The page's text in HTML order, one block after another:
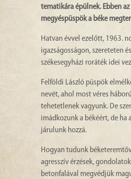
tematikára épülnek. Ebben
megyéspüspök a béke
Hatvan évvel ezelőtt, 1963.
igazságosságon, szereteten
székesegyházi roráték idei
Felföldi László püspök
nevét, ahol most véres
tehetetlenek vagyunk. De
imádkozunk a békéért, de
járulunk hozzá.
Hogyan tudunk
agresszív érzések,
betonfalával megvédjük